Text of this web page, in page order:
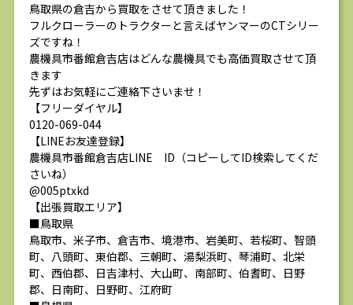
鳥取県の倉吉から買取をさせて頂きました！
フルクローラーのトラクターと言えばヤンマーのCTシリー
ズですね！
農機具市番館倉吉店はどんな農機具でも高価買取させて頂
きます
先ずはお気軽にご連絡下さいませ！
【フリーダイヤル】
0120-069-044
【LINEお友達登録】
農機具市番館倉吉店LINE ID（コピーしてID検索してくだ
さいね）
@005ptxkd
【出張買取エリア】
■鳥取県
鳥取市、米子市、倉吉市、境港市、岩美町、若桜町、智頭
町、八頭町、東伯郡、三朝町、湯梨浜町、琴浦町、北栄
町、西伯郡、日吉津村、大山町、南部町、伯耆町、日野
郡、日南町、日野町、江府町